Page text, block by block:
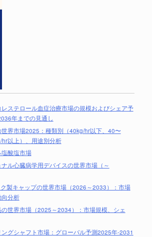
ステロール血症治療市場の規模およびシェア予
年までの見通し
界市場2025：種類別（40kg/hr以下、40〜
以上）、用途別分析
酸塩市場
ル心臓病学用デバイスの世界市場（～
製キャップの世界市場（2026～2033）：市場
分析
の世界市場（2025～2034）：市場規模、シェ
グシャフト市場：グローバル予測2025年-2031